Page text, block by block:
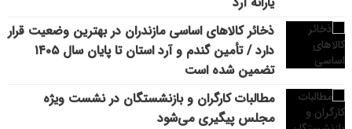
ذخائر کالاهای اساسی مازندران در بهترین وضعیت قرار
دارد / تأمین گندم و آرد استان تا پایان سال ۱۴۰۵
تضمین شده است
مطالبات کارگران و بازنشستگان در نشست ویژه
مجلس پیگیری می‌شود